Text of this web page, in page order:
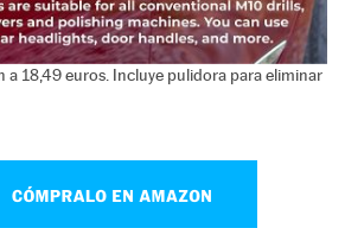
a 18,49 euros. Incluye pulidora para eliminar